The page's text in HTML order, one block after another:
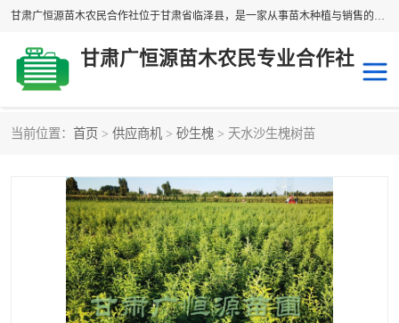
甘肃广恒源苗木农民合作社位于甘肃省临泽县，是一家从事苗木种植与销售的农民合作组织，合作社拥有苗木基地1500多亩，种植苗木品种40多个，年产各类苗木2000多万株。主营：白刺苗、红柳苗、梭梭苗等，我们以“种植一流的苗子，诚信经营”的经营理念，竭诚为每一位客户做优质的服务，欢迎来电咨询！
甘肃广恒源苗木农民专业合作社
当前位置： 首页 > 供应商机 > 砂生槐 > 天水沙生槐树苗
圆冠榆 柠条
白刺苗
沙枣树 红柳苗